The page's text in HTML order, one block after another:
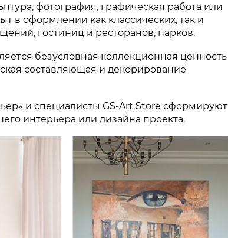
фотография, графическая работа или
в оформлении как классических, так и
гостиниц и ресторанов, парков.
безусловная коллекционная ценность
составляющая и декорирование
и специалисты GS-Art Store сформируют
интерьера или дизайна проекта.